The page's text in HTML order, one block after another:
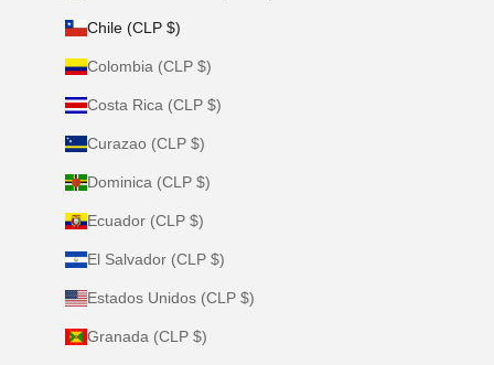
Chile (CLP $)
Colombia (CLP $)
Costa Rica (CLP $)
Curazao (CLP $)
Dominica (CLP $)
Ecuador (CLP $)
El Salvador (CLP $)
Estados Unidos (CLP $)
Granada (CLP $)